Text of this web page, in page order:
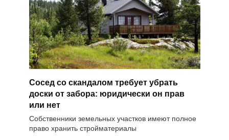
Сосед со скандалом требует убрать
доски от забора: юридически он прав
или нет
Собственники земельных участков имеют полное
право хранить стройматериалы